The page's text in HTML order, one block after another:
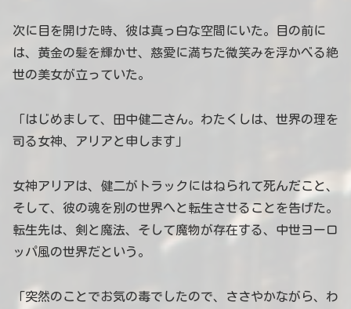
次に目を開けた時、彼は真っ白な空間にいた。目の前に
は、黄金の髪を輝かせ、慈愛に満ちた微笑みを浮かべる絶
世の美女が立っていた。
「はじめまして、田中健二さん。わたくしは、世界の理を
司る女神、アリアと申します」
女神アリアは、健二がトラックにはねられて死んだこと、
そして、彼の魂を別の世界へと転生させることを告げた。
転生先は、剣と魔法、そして魔物が存在する、中世ヨーロ
ッパ風の世界だという。
「突然のことでお気の毒でしたので、ささやかながら、わ